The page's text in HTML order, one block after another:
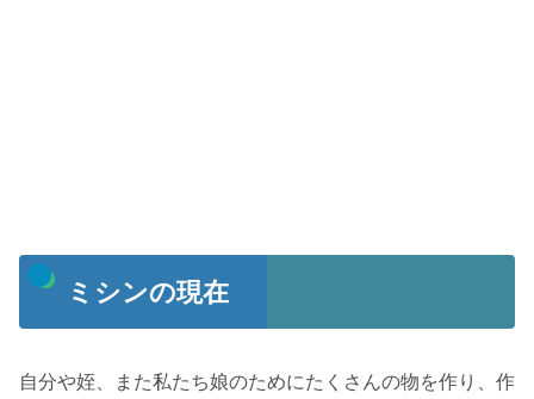
ミシンの現在
自分や姪、また私たち娘のためにたくさんの物を作り、作